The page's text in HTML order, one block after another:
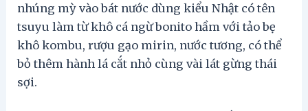
nhúng mỳ vào bát nước dùng kiểu Nhật có tên
tsuyu làm từ khô cá ngừ bonito hầm với tảo bẹ
khô kombu, rượu gạo mirin, nước tương, có thể
bỏ thêm hành lá cắt nhỏ cùng vài lát gừng thái
sợi.